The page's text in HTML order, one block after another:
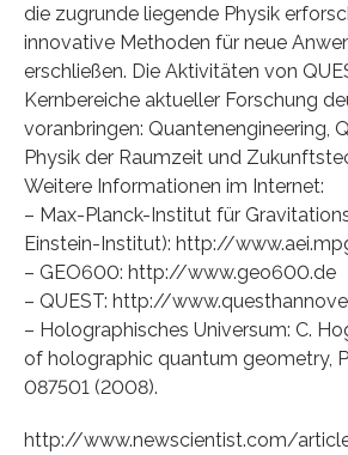
die zugrunde liegende Physik
innovative Methoden für neue
erschließen. Die Aktivitäten von
Kernbereiche aktueller Forschung
voranbringen: Quantenengineering,
Physik der Raumzeit und
Weitere Informationen im Internet:
– Max-Planck-Institut für
Einstein-Institut): http://
– GEO600: http://www.geo600.de
– QUEST: http://
– Holographisches Universum: C.
of holographic quantum geometry,
087501 (2008).
http://www.newscientist.com/